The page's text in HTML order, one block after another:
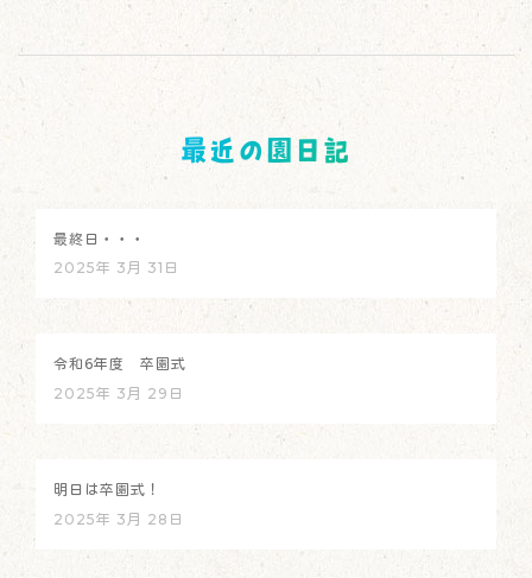
最近の園日記
最終日・・・
2025年 3月 31日
令和6年度 卒園式
2025年 3月 29日
明日は卒園式！
2025年 3月 28日